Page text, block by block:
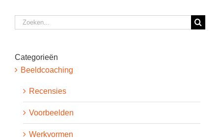
Zoeken
naar:
Categorieën
Beeldcoaching
Recensies
Voorbeelden
Werkvormen